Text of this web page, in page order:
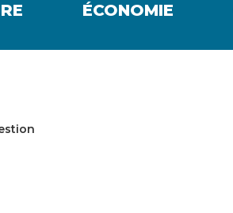
ÉCONOMIE